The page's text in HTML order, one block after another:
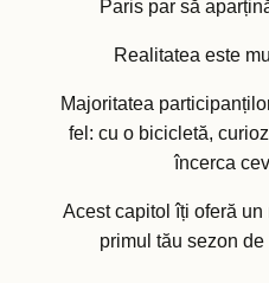
Paris par să
Realitatea este
Majoritatea
fel: cu o bicicletă,
încerca
Acest capitol îți oferă
primul tău sezon